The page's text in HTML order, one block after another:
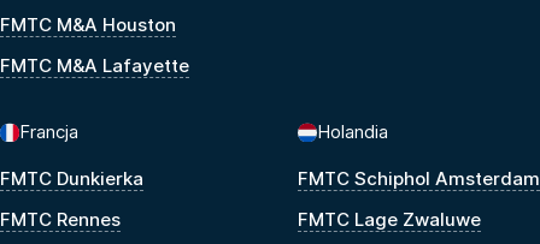
FMTC M&A Houston
FMTC M&A Lafayette
Francja
FMTC Dunkierka
FMTC Rennes
Holandia
FMTC Schiphol Amsterdam
FMTC Lage Zwaluwe